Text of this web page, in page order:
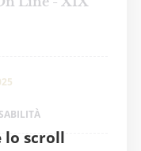
lo scroll